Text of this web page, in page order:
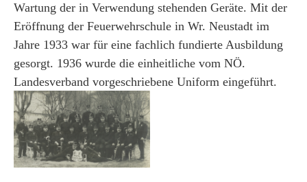
Wartung der in Verwendung stehenden Geräte. Mit der
Eröffnung der Feuerwehrschule in Wr. Neustadt im
Jahre 1933 war für eine fachlich fundierte Ausbildung
gesorgt. 1936 wurde die einheitliche vom NÖ.
Landesverband vorgeschriebene Uniform eingeführt.